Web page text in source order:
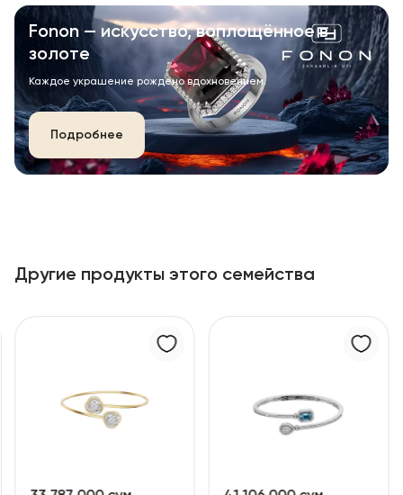
Fonon — искусство, воплощённое в
золоте
Каждое украшение рождено вдохновением.
Подробнее
Другие продукты этого семейства